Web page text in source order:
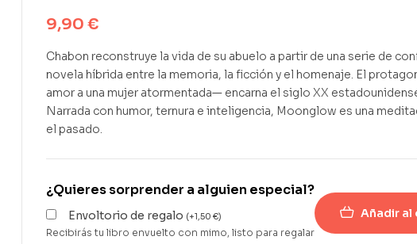
9,90 €
Chabon reconstruye la vida de su abuelo a partir de una serie de
novela híbrida entre la memoria, la ficción y el homenaje. El
amor a una mujer atormentada— encarna el siglo XX
Narrada con humor, ternura e inteligencia, Moonglow es una
el pasado.
¿Quieres sorprender a alguien especial?
Envoltorio de regalo (+1,50 €)
Recibirás tu libro envuelto con mimo, listo para regalar
Añadir al